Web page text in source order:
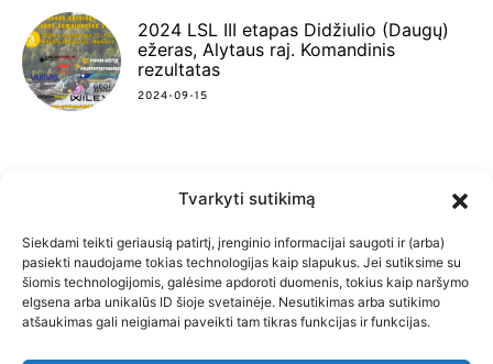
Tvarkyti sutikimą
Siekdami teikti geriausią patirtį, įrenginio informacijai saugoti ir (arba)
pasiekti naudojame tokias technologijas kaip slapukus. Jei sutiksime su
šiomis technologijomis, galėsime apdoroti duomenis, tokius kaip naršymo
elgsena arba unikalūs ID šioje svetainėje. Nesutikimas arba sutikimo
atšaukimas gali neigiamai paveikti tam tikras funkcijas ir funkcijas.
2024 LSL III etapas Didžiulio (Daugų)
ežeras, Alytaus raj. Komandinis
rezultatas
2024-09-15